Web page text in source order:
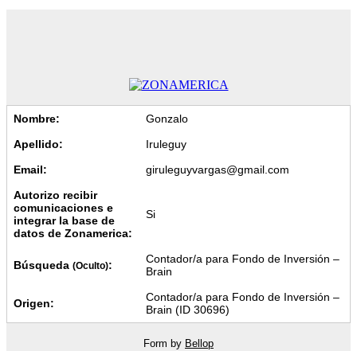
Nombre:
Gonzalo
Apellido:
Iruleguy
Email:
giruleguyvargas@gmail.com
Autorizo recibir
comunicaciones e
integrar la base de
datos de Zonamerica:
Si
Búsqueda (Oculto):
Contador/a para Fondo de Inversión –
Brain
Origen:
Contador/a para Fondo de Inversión –
Brain (ID 30696)
Form by Bellop